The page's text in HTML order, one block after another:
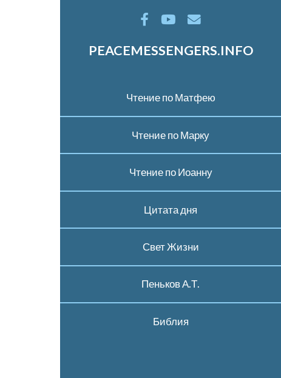
PEACEMESSENGERS.INFO
Чтение по Матфею
Чтение по Марку
Чтение по Иоанну
Цитата дня
Свет Жизни
Пеньков А.Т.
Библия